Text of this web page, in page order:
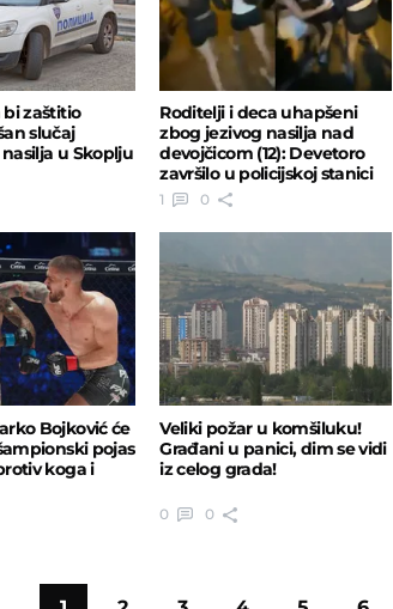
bi zaštitio
slučaj
u Skoplju
Roditelji i deca uhapšeni
zbog jezivog nasilja nad
devojčicom (12): Devetoro
završilo u policijskoj stanici
1 0
Bojković će
pojas
koga i
Veliki požar u komšiluku!
Građani u panici, dim se vidi
iz celog grada!
0 0